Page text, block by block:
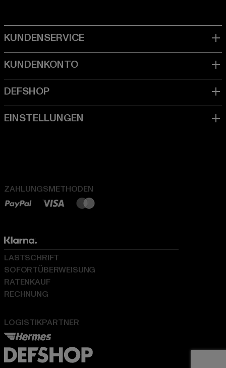
ZAHLUNGSMETHODEN
LOGISTIKPARTNER
LASTSCHRIFT
SOFORTÜBERWEISUNG
RATENKAUF
RECHNUNG